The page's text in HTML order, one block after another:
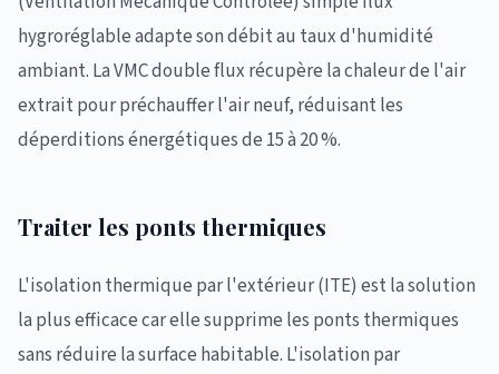
hygroréglable adapte son débit au taux d'humidité
ambiant. La VMC double flux récupère la chaleur de l'air
extrait pour préchauffer l'air neuf, réduisant les
déperditions énergétiques de 15 à 20 %.
Traiter les ponts thermiques
L'isolation thermique par l'extérieur (ITE) est la solution
la plus efficace car elle supprime les ponts thermiques
sans réduire la surface habitable. L'isolation par